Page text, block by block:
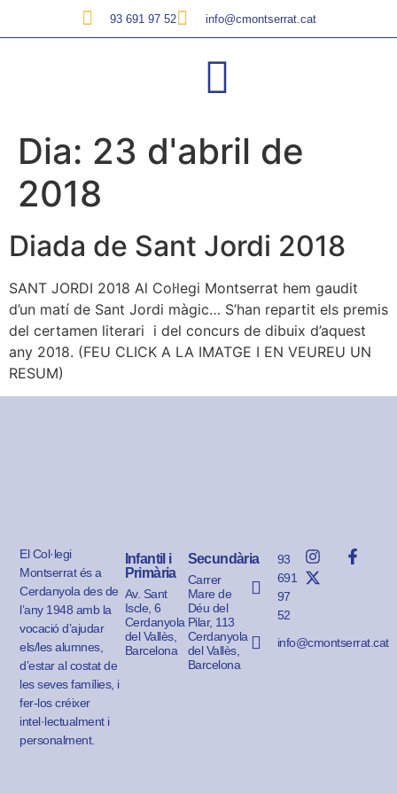
93 691 97 52 info@cmontserrat.cat
Dia: 23 d'abril de
2018
Diada de Sant Jordi 2018
SANT JORDI 2018 Al Col·legi Montserrat hem gaudit
d’un matí de Sant Jordi màgic… S’han repartit els premis
del certamen literari i del concurs de dibuix d’aquest
any 2018. (FEU CLICK A LA IMATGE I EN VEUREU UN
RESUM)
El Col·legi
Montserrat és a
Cerdanyola des de
l’any 1948 amb la
vocació d’ajudar
els/les alumnes,
d’estar al costat de
les seves famílies, i
fer-los créixer
intel·lectualment i
personalment.
Infantil i
Primària
Av. Sant
Iscle, 6
Cerdanyola
del Vallès,
Barcelona
Secundària
Carrer
Mare de
Déu del
Pilar, 113
Cerdanyola
del Vallès,
Barcelona
93
691
97
52
info@cmontserrat.cat